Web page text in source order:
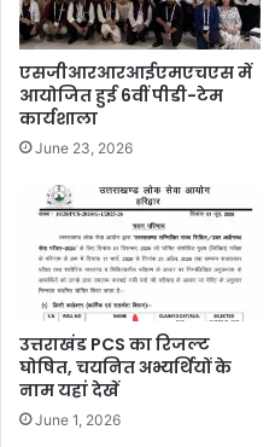
एसजीआरआरआईएमएचएस में
आयोजित हुई 6वीं पीडी-टेम
कार्यशाला
June 23, 2026
उत्तराखंड PCS का रिजल्ट
घोषित, चयनित अभ्यर्थियों के
नाम यहां देखें
June 1, 2026